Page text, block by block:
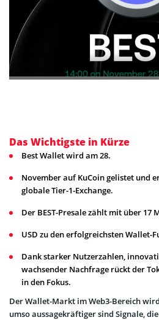
Das Wichtigste in Kürze
Best Wallet wird am 28.
November auf KuCoin gelistet und
globale Tier-1-Exchange.
Der BEST-Presale zählt mit über 17
USD zu den erfolgreichsten Wallet-
Dank starker Nutzerzahlen,
wachsender Nachfrage rückt der
in den Fokus.
Der Wallet-Markt im Web3-Bereich
umso aussagekräftiger sind Signale,